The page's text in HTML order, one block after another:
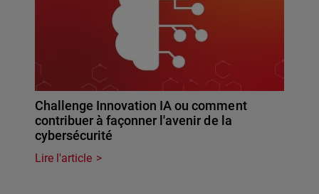
Challenge Innovation IA ou comment
contribuer à façonner l'avenir de la
cybersécurité
Lire l'article